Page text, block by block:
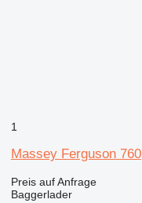
1
Massey Ferguson 760
Preis auf Anfrage
Baggerlader